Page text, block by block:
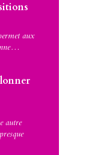
aux
autre